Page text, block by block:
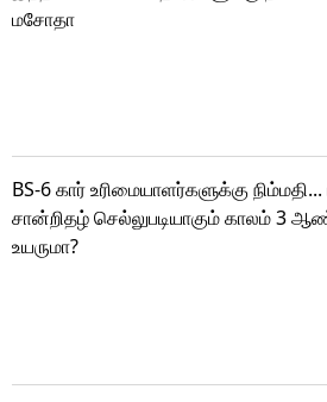
மசோதா
BS-6 கார் உரிமையாளர்களுக்கு நிம்மதி...
சான்றிதழ் செல்லுபடியாகும் காலம் 3
உயருமா?